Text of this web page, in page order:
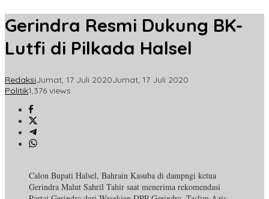
Gerindra Resmi Dukung BK-
Lutfi di Pilkada Halsel
RedaksiJumat, 17 Juli 2020Jumat, 17 Juli 2020
Politik1,376 views
Calon Bupati Halsel, Bahrain Kasuba di dampngi ketua
Gerindra Malut Sahril Tahir saat menerima rekomendasi